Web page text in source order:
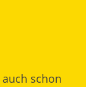
schon